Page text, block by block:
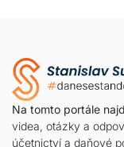
Na tomto portále
videa, otázky a
účetnictví a daňové